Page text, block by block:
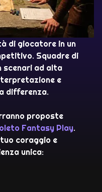
di giocatore in un
Squadre di
scenari ad alta
e
differenza.
proposte
Fantasy Play.
coraggio e
unica: